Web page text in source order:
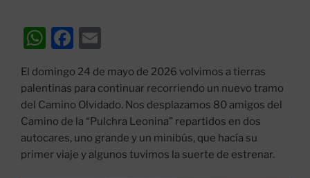
W
at
s
A
p
F
c
e
b
o
ai
l
El domingo 24 de mayo de 2026 volvimos a tierras
palentinas para continuar recorriendo un nuevo tramo
del Camino Olvidado. Nos desplazamos 80 amigos del
Camino de la “Pulchra Leonina” repartidos en dos
autocares, uno grande y un minibús, que hacía su
primer viaje y algunos tuvimos la suerte de estrenar.